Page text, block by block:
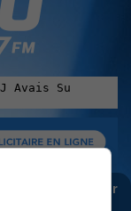
ne rien manquer
notre infolettre :